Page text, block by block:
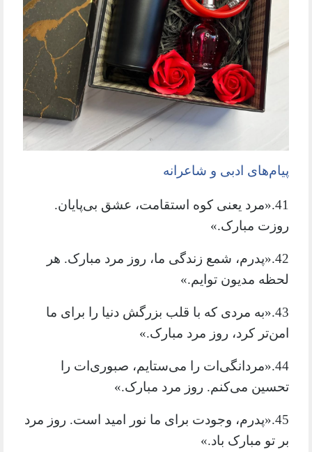
پیام‌های ادبی و شاعرانه
41.«مرد یعنی کوه استقامت، عشق بی‌پایان.
روزت مبارک.»
42.«پدرم، شمع زندگی ما، روز مرد مبارک. هر
لحظه مدیون توایم.»
43.«به مردی که با قلب بزرگش دنیا را برای ما
امن‌تر کرد، روز مرد مبارک.»
44.«مردانگی‌ات را می‌ستایم، صبوری‌ات را
تحسین می‌کنم. روز مرد مبارک.»
45.«پدرم، وجودت برای ما نور امید است. روز مرد
بر تو مبارک باد.»